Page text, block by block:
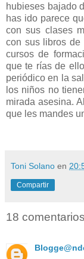
hubieses bajado
has ido parece
con sus clases
con sus libros de
cursos de
que te rías de
periódico en la
los niños no
mirada asesina.
que les mandes
Toni Solano en
Compartir
18